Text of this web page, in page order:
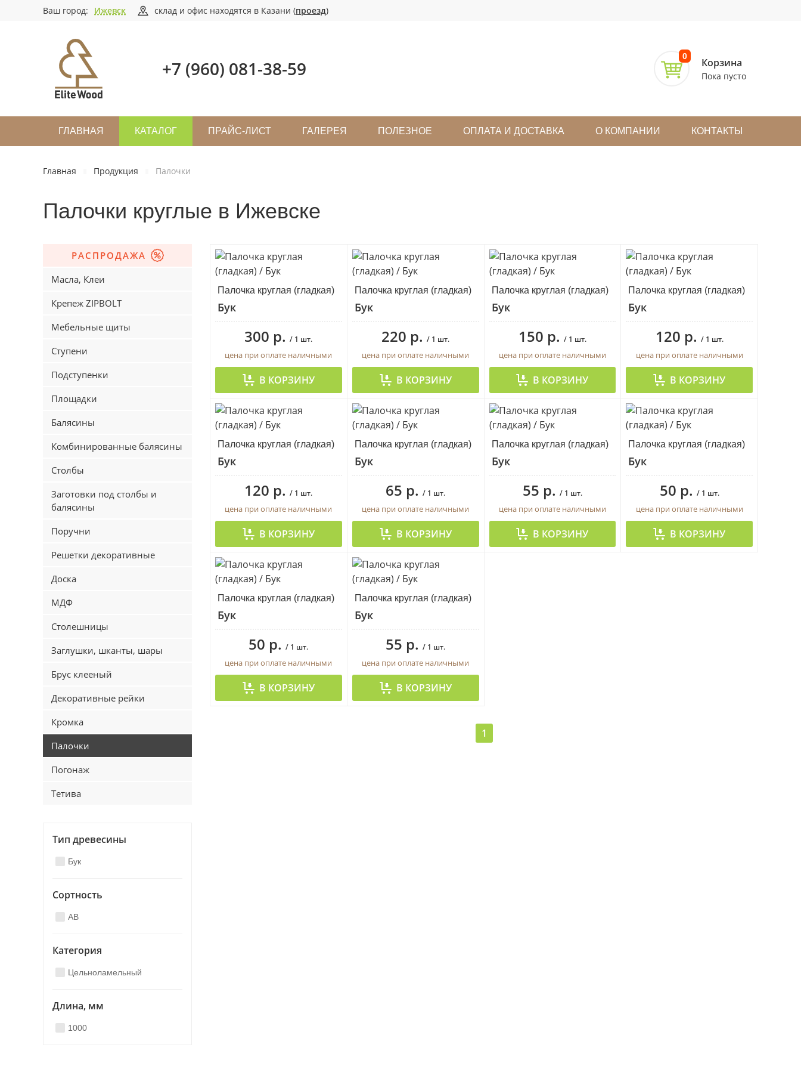
Ваш город: Ижевск склад и офис находятся в Казани (проезд)
+7 (960) 081-38-59
0 Корзина
Пока пусто
ГЛАВНАЯ КАТАЛОГ ПРАЙС-ЛИСТ ГАЛЕРЕЯ ПОЛЕЗНОЕ ОПЛАТА И ДОСТАВКА О КОМПАНИИ КОНТАКТЫ
Главная Продукция Палочки
Палочки круглые в Ижевске
РАСПРОДАЖА
Масла, Клеи
Крепеж ZIPBOLT
Мебельные щиты
Ступени
Подступенки
Площадки
Балясины
Комбинированные балясины
Столбы
Заготовки под столбы и
балясины
Поручни
Решетки декоративные
Доска
МДФ
Столешницы
Заглушки, шканты, шары
Брус клееный
Декоративные рейки
Кромка
Палочки
Погонаж
Тетива
Тип древесины
Бук
Сортность
AB
Категория
Цельноламельный
Длина, мм
1000
Палочка круглая (гладкая)
Бук
300 р. / 1 шт.
цена при оплате наличными
В КОРЗИНУ
Палочка круглая (гладкая)
Бук
220 р. / 1 шт.
цена при оплате наличными
В КОРЗИНУ
Палочка круглая (гладкая)
Бук
150 р. / 1 шт.
цена при оплате наличными
В КОРЗИНУ
Палочка круглая (гладкая)
Бук
120 р. / 1 шт.
цена при оплате наличными
В КОРЗИНУ
Палочка круглая (гладкая)
Бук
120 р. / 1 шт.
цена при оплате наличными
В КОРЗИНУ
Палочка круглая (гладкая)
Бук
65 р. / 1 шт.
цена при оплате наличными
В КОРЗИНУ
Палочка круглая (гладкая)
Бук
55 р. / 1 шт.
цена при оплате наличными
В КОРЗИНУ
Палочка круглая (гладкая)
Бук
50 р. / 1 шт.
цена при оплате наличными
В КОРЗИНУ
Палочка круглая (гладкая)
Бук
50 р. / 1 шт.
цена при оплате наличными
В КОРЗИНУ
Палочка круглая (гладкая)
Бук
55 р. / 1 шт.
цена при оплате наличными
В КОРЗИНУ
1